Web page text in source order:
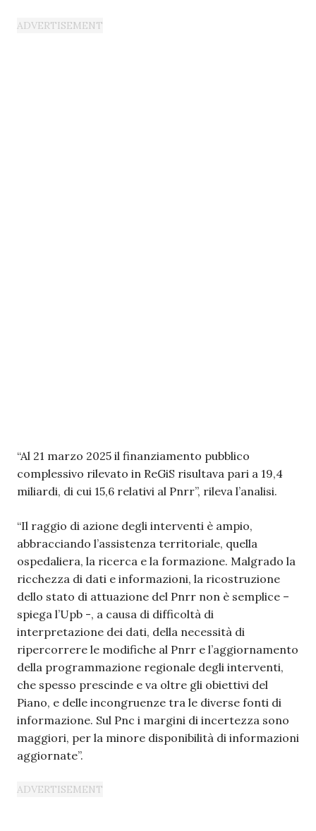
“Al 21 marzo 2025 il finanziamento pubblico
complessivo rilevato in ReGiS risultava pari a 19,4
miliardi, di cui 15,6 relativi al Pnrr”, rileva l’analisi.
“Il raggio di azione degli interventi è ampio,
abbracciando l’assistenza territoriale, quella
ospedaliera, la ricerca e la formazione. Malgrado la
ricchezza di dati e informazioni, la ricostruzione
dello stato di attuazione del Pnrr non è semplice –
spiega l’Upb -, a causa di difficoltà di
interpretazione dei dati, della necessità di
ripercorrere le modifiche al Pnrr e l’aggiornamento
della programmazione regionale degli interventi,
che spesso prescinde e va oltre gli obiettivi del
Piano, e delle incongruenze tra le diverse fonti di
informazione. Sul Pnc i margini di incertezza sono
maggiori, per la minore disponibilità di informazioni
aggiornate”.